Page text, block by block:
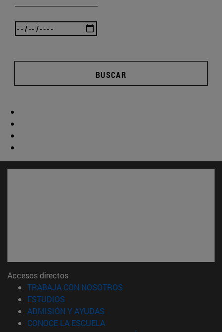
BUSCAR
Accesos directos
TRABAJA CON NOSOTROS
ESTUDIOS
ADMISIÓN Y AYUDAS
CONOCE LA ESCUELA(abre en nueva ventana)